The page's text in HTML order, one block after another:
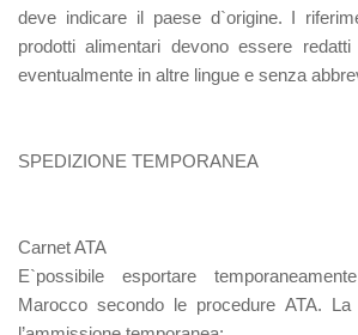
deve indicare il paese d`origine. I
prodotti alimentari devono essere
eventualmente in altre lingue e senza
SPEDIZIONE TEMPORANEA
Carnet ATA
E`possibile esportare
Marocco secondo le procedure ATA. La